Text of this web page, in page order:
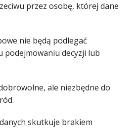
przez osobę, której dane
nie będą podlegać
podejmowaniu decyzji lub
ale niezbędne do
skutkuje brakiem